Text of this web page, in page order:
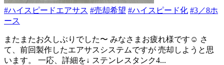
#ハイスピードエアサス #売却希望 #ハイスピード化 #3／8ホ
ース
またまたお久しぶりでした〜 みなさまお疲れ様です☺️ さ
て、前回製作したエアサスシステムですが 売却しようと思
います。 一応、詳細を↓ ステンレスタンク4...